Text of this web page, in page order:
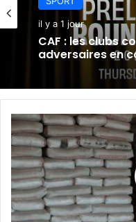
SPORT
il y a 1 jour
CAF : les clubs
adversaires en
il y a 3 jours
Championnat
Cap-Vert lance
victoire
Foudre Blanche.
Ciment
à
Kolwezi
:
Carrilu
s’explique
sur